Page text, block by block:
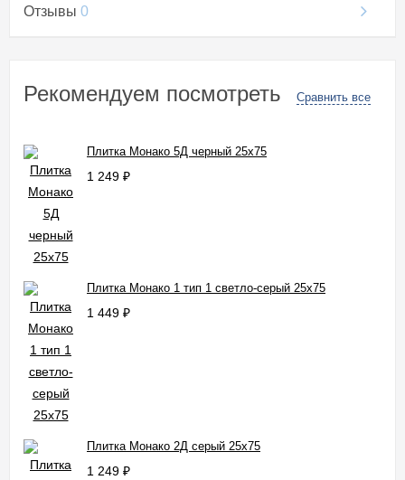
Отзывы 0
Рекомендуем посмотреть Сравнить все
Плитка Монако 5Д черный 25x75
1 249 ₽
Плитка Монако 1 тип 1 светло-серый 25x75
1 449 ₽
Плитка Монако 2Д серый 25x75
1 249 ₽